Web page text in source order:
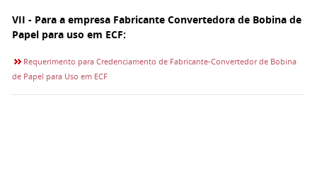
VII - Para a empresa Fabricante Convertedora de Bobina de
Papel para uso em ECF:
Requerimento para Credenciamento de Fabricante-Convertedor de Bobina
de Papel para Uso em ECF